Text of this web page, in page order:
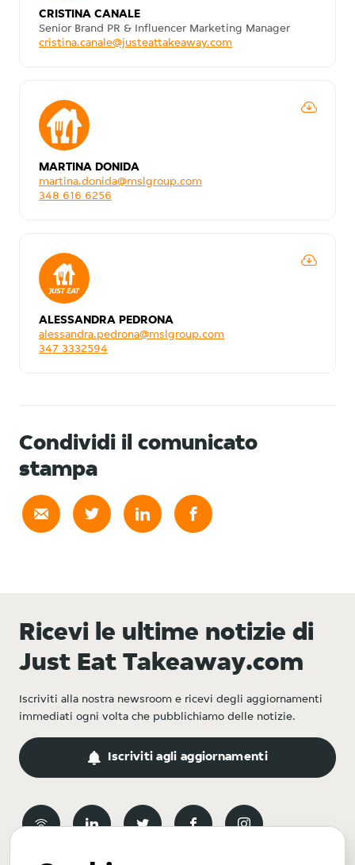
CRISTINA CANALE
Senior Brand PR & Influencer Marketing Manager
cristina.canale@justeattakeaway.com
MARTINA DONIDA
martina.donida@mslgroup.com
348 616 6256
ALESSANDRA PEDRONA
alessandra.pedrona@mslgroup.com
347 3332594
Condividi il comunicato
stampa
Ricevi le ultime notizie di
Just Eat Takeaway.com
Iscriviti alla nostra newsroom e ricevi degli aggiornamenti
immediati ogni volta che pubblichiamo delle notizie.
Iscriviti agli aggiornamenti